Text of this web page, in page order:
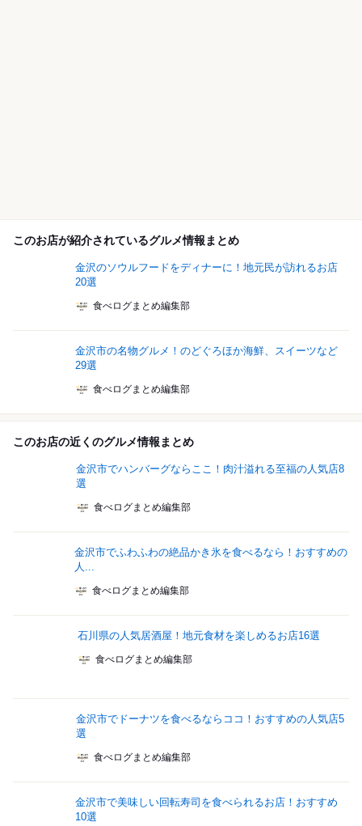
このお店が紹介されているグルメ情報まとめ
金沢のソウルフードをディナーに！地元民が訪れるお店
20選
食べログまとめ編集部
金沢市の名物グルメ！のどぐろほか海鮮、スイーツなど
29選
食べログまとめ編集部
このお店の近くのグルメ情報まとめ
金沢市でハンバーグならここ！肉汁溢れる至福の人気店8
選
食べログまとめ編集部
金沢市でふわふわの絶品かき氷を食べるなら！おすすめの
人...
食べログまとめ編集部
石川県の人気居酒屋！地元食材を楽しめるお店16選
食べログまとめ編集部
金沢市でドーナツを食べるならココ！おすすめの人気店5
選
食べログまとめ編集部
金沢市で美味しい回転寿司を食べられるお店！おすすめ
10選